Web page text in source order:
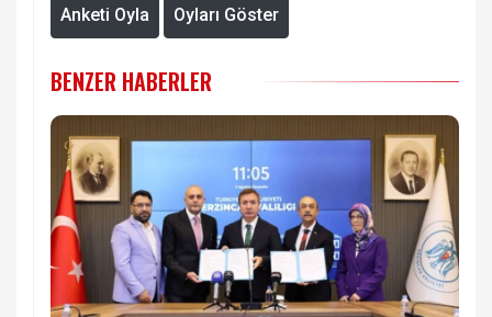
Anketi Oyla Oyları Göster
BENZER HABERLER